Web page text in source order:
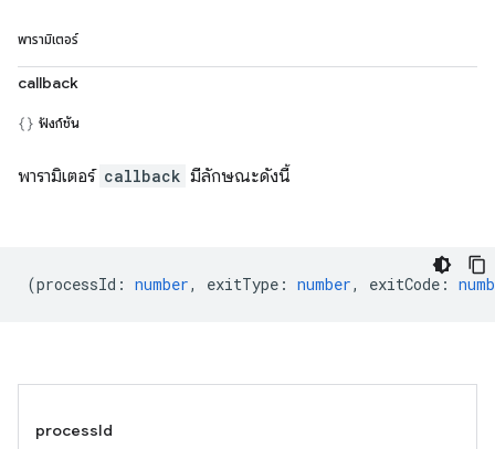
พารามิเตอร์
callback
ฟังก์ชัน
พารามิเตอร์ callback มีลักษณะดังนี้
(processId : number, exitType : number, exitCode :
processId